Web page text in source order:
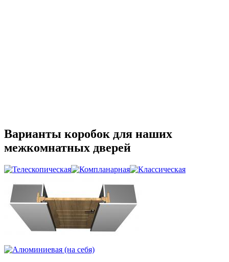
Варианты коробок для наших
межкомнатных дверей